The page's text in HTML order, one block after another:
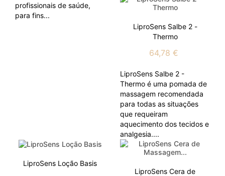
profissionais de saúde,
para fins...
LiproSens Salbe 2 -
Thermo
64,78 €
LiproSens Salbe 2 -
Thermo é uma pomada de
massagem recomendada
para todas as situações
que requeiram
aquecimento dos tecidos e
analgesia....
LiproSens Loção Basis
LiproSens Cera de